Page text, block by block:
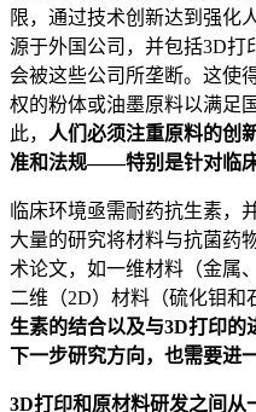
限，通过技术创新达到强化
源于外国公司，并包括3D打
会被这些公司所垄断。这使
权的粉体或油墨原料以满足
此， 人们必须注重原料的创
准和法规——特别是针对临
临床环境亟需耐药抗生素，
大量的研究将材料与抗菌药
术论文，如一维材料（金属
二维（2D）材料（硫化钼和
生素的结合以及与3D打印的
下一步研究方向，也需要进
3D打印和原材料研发之间从